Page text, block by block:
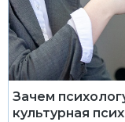
Зачем
культурная